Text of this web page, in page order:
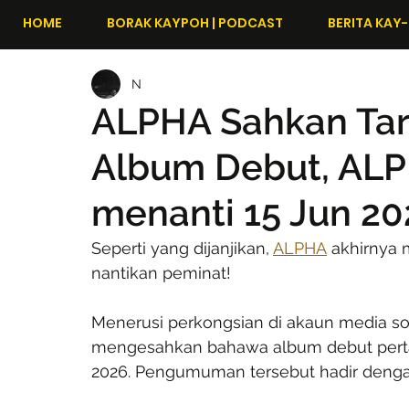
HOME BORAK KAYPOH | PODCAST BERITA
ALPHA Sahkan
Album Debut,
menanti 15 Jun
N
Seperti yang dijanjikan, ALPHA akhirnya
nantikan peminat!
Menerusi perkongsian di akaun media
mengesahkan bahawa album debut
2026. Pengumuman tersebut hadir